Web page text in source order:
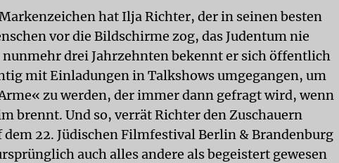
hat Ilja Richter, der in seinen besten
vor die Bildschirme zog, das Judentum nie
drei Jahrzehnten bekennt er sich öffentlich
mit Einladungen in Talkshows umgegangen, um
zu werden, der immer dann gefragt wird, wenn
brennt. Und so, verrät Richter den Zuschauern
dem 22. Jüdischen Filmfestival Berlin & Brandenburg
auch alles andere als begeistert gewesen